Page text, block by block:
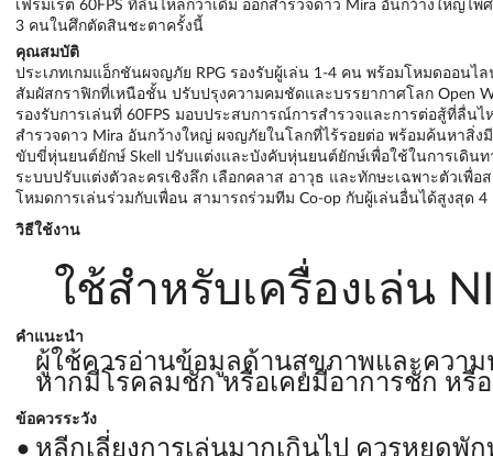
เฟรมเรต 60FPS ที่ลื่นไหลกว่าเดิม ออกสำรวจดาว Mira อันกว้างใหญ่
3 คนในศึกตัดสินชะตาครั้งนี้
คุณสมบัติ
ประเภทเกมแอ็กชันผจญภัย RPG รองรับผู้เล่น 1-4 คน พร้อมโหมดออนไล
สัมผัสกราฟิกที่เหนือชั้น ปรับปรุงความคมชัดและบรรยากาศโลก Open
รองรับการเล่นที่ 60FPS มอบประสบการณ์การสำรวจและการต่อสู้ที่ลื่น
สำรวจดาว Mira อันกว้างใหญ่ ผจญภัยในโลกที่ไร้รอยต่อ พร้อมค้นหาสิ่ง
ขับขี่หุ่นยนต์ยักษ์ Skell ปรับแต่งและบังคับหุ่นยนต์ยักษ์เพื่อใช้ในการเดินท
ระบบปรับแต่งตัวละครเชิงลึก เลือกคลาส อาวุธ และทักษะเฉพาะตัวเพื่
โหมดการเล่นร่วมกับเพื่อน สามารถร่วมทีม Co-op กับผู้เล่นอื่นได้สูงสุด
วิธีใช้งาน
ใช้สำหรับเครื่องเล่น
คำแนะนำ
ผู้ใช้ควรอ่านข้อมูลด้านสุขภาพและควา
หากมีโรคลมชัก หรือเคยมีอาการชัก หรื
ข้อควรระวัง
หลีกเลี่ยงการเล่นมากเกินไป ควรหยุดพั